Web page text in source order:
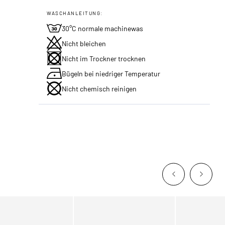
WASCHANLEITUNG:
30°C normale machinewas
Nicht bleichen
Nicht im Trockner trocknen
Bügeln bei niedriger Temperatur
Nicht chemisch reinigen